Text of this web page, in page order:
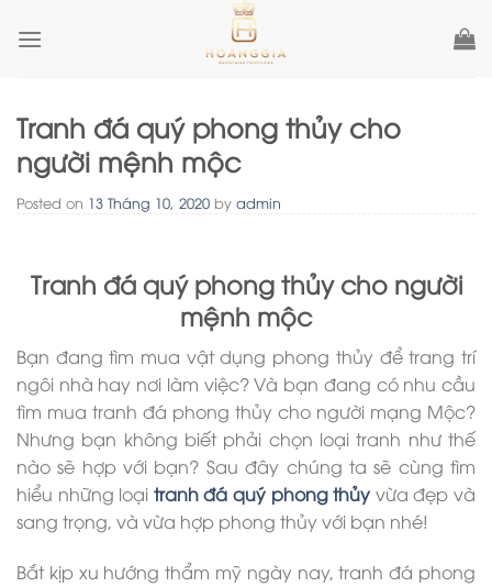
Tranh đá quý phong thủy cho
người mệnh mộc
Posted on 13 Tháng 10, 2020 by admin
Tranh đáquýphong thủy cho người
mệnh mộc
Bạn đang tìm mua vật dụng phong thủy để trang trí
ngôi nhà hay nơi làm việc? Và bạn đang có nhu cầu
tìm mua tranh đá phong thủy cho người mạng Mộc?
Nhưng bạn không biết phải chọn loại tranh như thế
nào sẽ hợp với bạn? Sau đây chúng ta sẽ cùng tìm
hiểu những loại tranh đá quý phong thủy vừa đẹp và
sang trọng, và vừa hợp phong thủy với bạn nhé!
Bắt kịp xu hướng thẩm mỹ ngày nay, tranh đá phong